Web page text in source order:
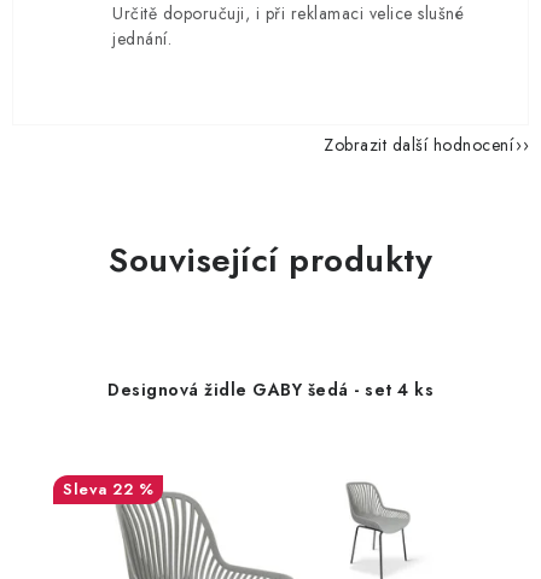
Určitě doporučuji, i při reklamaci velice slušné
jednání.
Zobrazit další hodnocení
Související produkty
Designová židle GABY šedá - set 4 ks
22 %